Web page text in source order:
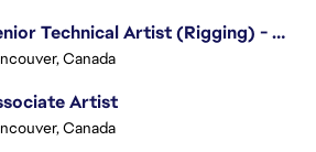
Senior Technical Artist (Rigging) - EA SPORTS Technology
Canada
Artist
Canada